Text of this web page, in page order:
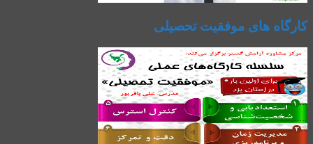
کارگاه های موفقیت تحصیلی